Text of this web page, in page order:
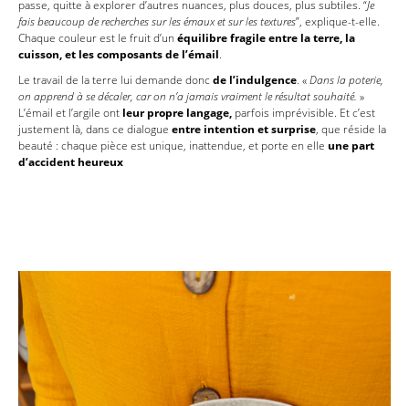
passe, quitte à explorer d’autres nuances, plus douces, plus subtiles. “Je
fais beaucoup de recherches sur les émaux et sur les textures”, explique-t-elle.
Chaque couleur est le fruit d’un équilibre fragile entre la terre, la
cuisson, et les composants de l’émail.
Le travail de la terre lui demande doncde l’indulgence. «Dans la poterie,
on apprend à se décaler, car on n’a jamais vraiment le résultat souhaité. »
L’émail et l’argile ont leur propre langage, parfois imprévisible. Et c’est
justement là, dans ce dialogue entre intention et surprise, que réside la
beauté : chaque pièce est unique, inattendue, et porte en elle une part
d’accident heureux